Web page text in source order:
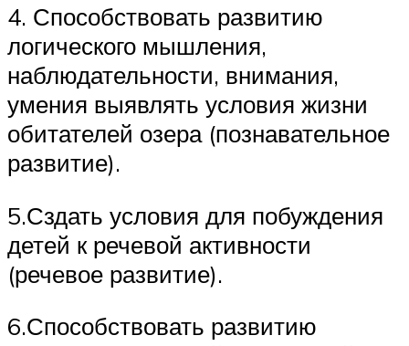
4. Способствовать развитию
логического мышления,
наблюдательности, внимания,
умения выявлять условия жизни
обитателей озера (познавательное
развитие).
5.Сздать условия для побуждения
детей к речевой активности
(речевое развитие).
6.Способствовать развитию